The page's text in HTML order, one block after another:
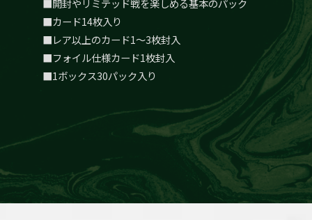
開封やリミテッド戦を楽しめる基本のパック
カード14枚入り
レア以上のカード1～3枚封入
フォイル仕様カード1枚封入
1ボックス30パック入り